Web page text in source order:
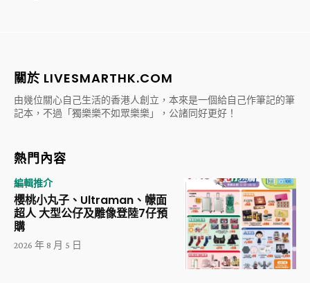
關於 LIVESMARTHK.COM
由幾位關心自己生活的香港人創立，本來是一個給自己作筆記的筆
記本，不過「獨樂樂不如眾樂樂」，公諸同好更好！
熱門內容
編輯推介
櫻桃小丸子、Ultraman、幪面
超人 大型公仔及雕像登陸7仔預
購
2026 年 8 月 5 日